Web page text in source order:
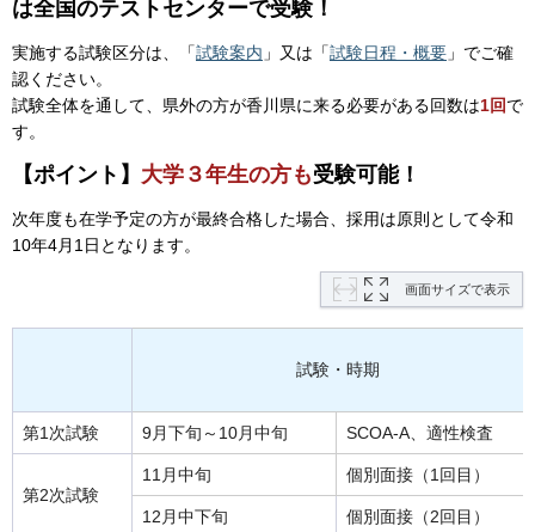
は全国のテストセンターで受験！
実施する試験区分は、「試験案内 」又は「試験日程・概要 」でご確
認ください。
試験全体を通して、県外の方が香川県に来る必要がある回数は1回で
す。
【ポイント】 大学３年生の方も受験可能！
次年度も在学予定の方が最終合格した場合、採用は原則として令和
10年4月1日となります。
画面サイズで表示
試験・時期
第1次試験 9月下旬～10月中旬 SCOA-A、適性検査
第2次試験
11月中旬 個別面接（1回目）
12月中下旬 個別面接（2回目）